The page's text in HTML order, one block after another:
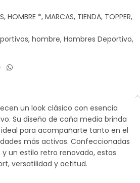
, HOMBRE *, MARCAS, TIENDA, TOPPER,
, hombre, Hombres Deportivo,
un look clásico con esencia
Su diseño de caña media brinda
para acompañarte tanto en el
más activas. Confeccionadas
un estilo retro renovado, estas
versatilidad y actitud.